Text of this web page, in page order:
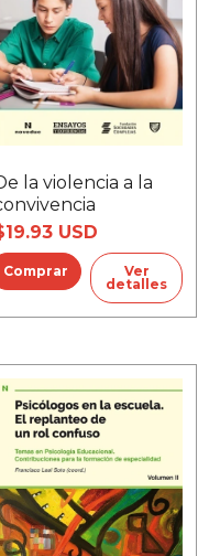
la violencia a la
USD
Ver
detalles